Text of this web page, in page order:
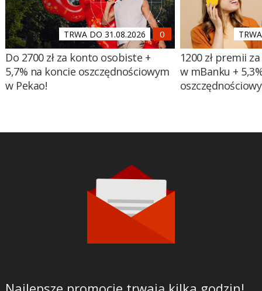
TRWA DO 31.08.2026
Do 2700 zł za konto osobiste +
5,7% na koncie oszczędnościowym
w Pekao!
1200 zł premii
w mBanku +